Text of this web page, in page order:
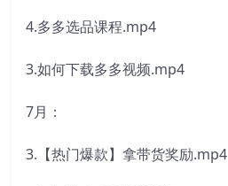
4.多多选品课程.mp4
3.如何下载多多视频.mp4
7月：
3.【热门爆款】拿带货奖励.mp4